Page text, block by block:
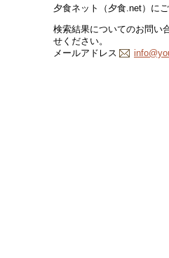
夕食ネット（夕食.net）に
検索結果についてのお問い
せください。
メールアドレス